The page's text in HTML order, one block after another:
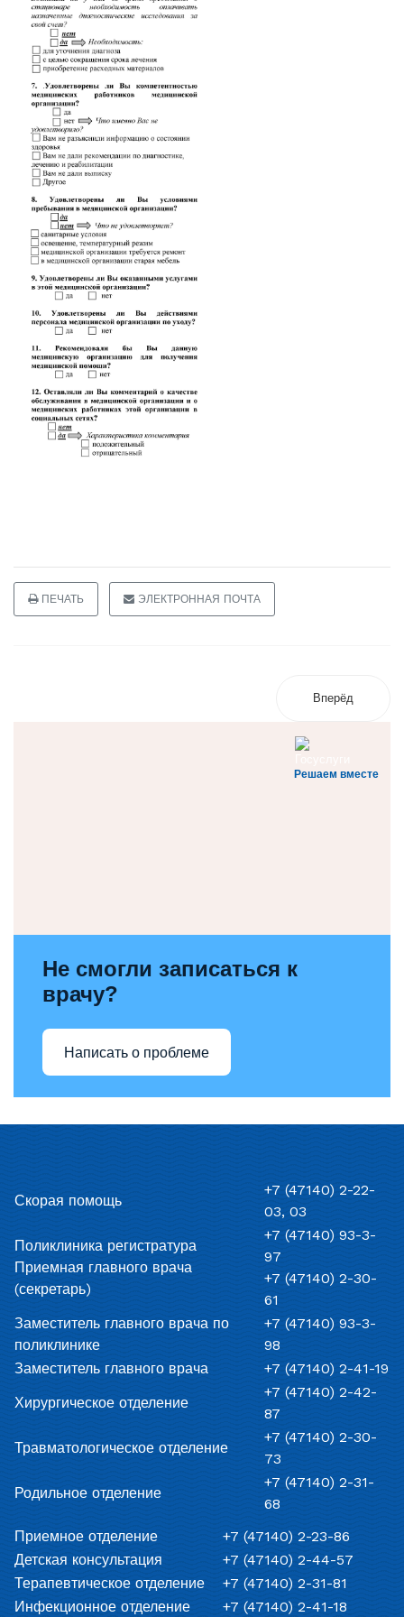
ПЕЧАТЬ ЭЛЕКТРОННАЯ ПОЧТА
Вперёд
Решаем вместе
Не смогли записаться к
врачу?
Написать о проблеме
Скорая помощь
+7 (47140) 2-22-
03, 03
Поликлиника регистратура
Приемная главного врача
(секретарь)
+7 (47140) 93-3-
97
+7 (47140) 2-30-
61
Заместитель главного врача по
поликлинике
+7 (47140) 93-3-
98
Заместитель главного врача
+7 (47140) 2-41-19
Хирургическое отделение
+7 (47140) 2-42-
87
Травматологическое отделение
+7 (47140) 2-30-
73
Родильное отделение
+7 (47140) 2-31-
68
Приемное отделение
+7 (47140) 2-23-86
Детская консультация
+7 (47140) 2-44-57
Терапевтическое отделение
+7 (47140) 2-31-81
Инфекционное отделение
+7 (47140) 2-41-18